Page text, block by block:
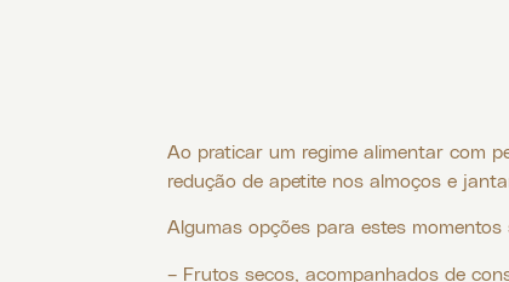
Ao praticar um regime alimentar com
redução de apetite nos almoços e
Algumas opções para estes momentos
– Frutos secos, acompanhados de